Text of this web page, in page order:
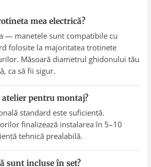
mea electrică?
— manetele sunt compatibile cu
folosite la majoritatea trotinete
Măsoară diametrul ghidonului tău
ca să fii sigur.
atelier pentru montaj?
standard este suficientă.
finalizează instalarea în 5–10
tehnică prealabilă.
sunt incluse în set?